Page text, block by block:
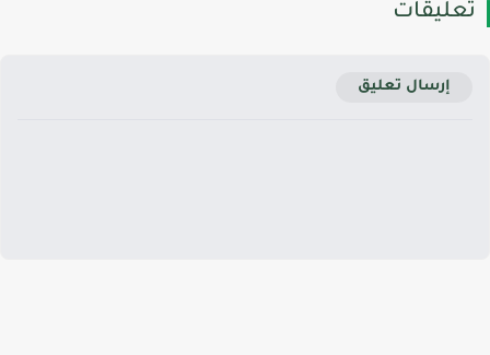
إرسال تعليق